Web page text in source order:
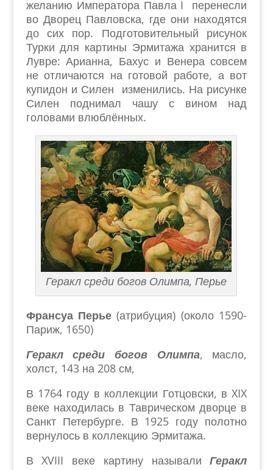
желанию Императора Павла I перенесли
во Дворец Павловска, где они находятся
до сих пор. Подготовительный рисунок
Турки для картины Эрмитажа хранится в
Лувре: Арианна, Бахус и Венера совсем
не отличаются на готовой работе, а вот
купидон и Силен изменились. На рисунке
Силен поднимал чашу с вином над
головами влюблённых.
Геракл среди богов Олимпа, Перье
Франсуа Перье (атрибуция) (около 1590-
Париж, 1650)
Геракл среди богов Олимпа, масло,
холст, 143 на 208 см,
В 1764 году в коллекции Готцовски, в XIX
веке находилась в Таврическом дворце в
Санкт Петербурге. В 1925 году полотно
вернулось в коллекцию Эрмитажа.
В XVIII веке картину называлиГеракл